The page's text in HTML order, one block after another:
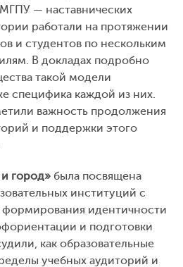
— наставнических
работали на протяжении
и студентов по нескольким
В докладах подробно
такой модели
специфика каждой из них.
важность продолжения
и поддержки этого
город» была посвящена
институций с
идентичности
и подготовки
как образовательные
учебных аудиторий и